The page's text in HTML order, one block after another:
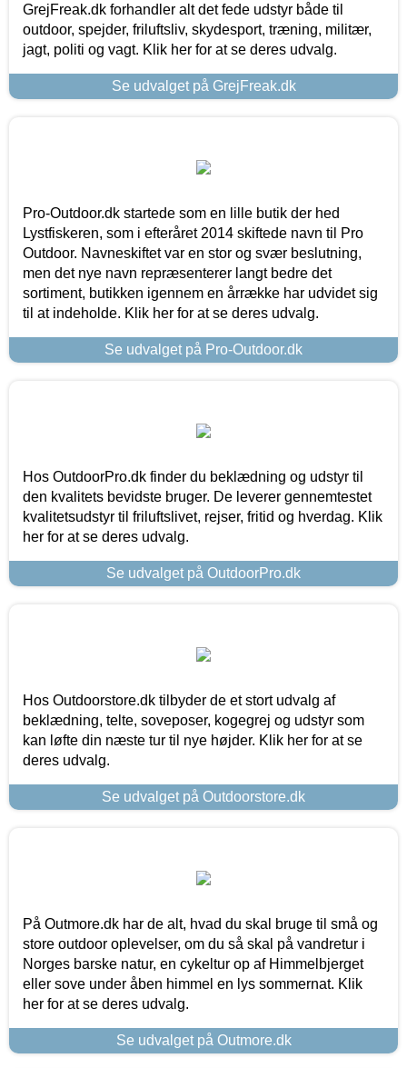
GrejFreak.dk forhandler alt det fede udstyr både til
outdoor, spejder, friluftsliv, skydesport, træning, militær,
jagt, politi og vagt. Klik her for at se deres udvalg.
Se udvalget på GrejFreak.dk
Pro-Outdoor.dk startede som en lille butik der hed
Lystfiskeren, som i efteråret 2014 skiftede navn til Pro
Outdoor. Navneskiftet var en stor og svær beslutning,
men det nye navn repræsenterer langt bedre det
sortiment, butikken igennem en årrække har udvidet sig
til at indeholde. Klik her for at se deres udvalg.
Se udvalget på Pro-Outdoor.dk
Hos OutdoorPro.dk finder du beklædning og udstyr til
den kvalitets bevidste bruger. De leverer gennemtestet
kvalitetsudstyr til friluftslivet, rejser, fritid og hverdag. Klik
her for at se deres udvalg.
Se udvalget på OutdoorPro.dk
Hos Outdoorstore.dk tilbyder de et stort udvalg af
beklædning, telte, soveposer, kogegrej og udstyr som
kan løfte din næste tur til nye højder. Klik her for at se
deres udvalg.
Se udvalget på Outdoorstore.dk
På Outmore.dk har de alt, hvad du skal bruge til små og
store outdoor oplevelser, om du så skal på vandretur i
Norges barske natur, en cykeltur op af Himmelbjerget
eller sove under åben himmel en lys sommernat. Klik
her for at se deres udvalg.
Se udvalget på Outmore.dk